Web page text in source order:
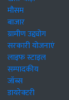
मौसम
बाजार
ग्रामीण उद्द्योग
सरकारी योजनाएं
लाइफ स्टाइल
सम्पादकीय
जॉब्स
डायरेक्टरी